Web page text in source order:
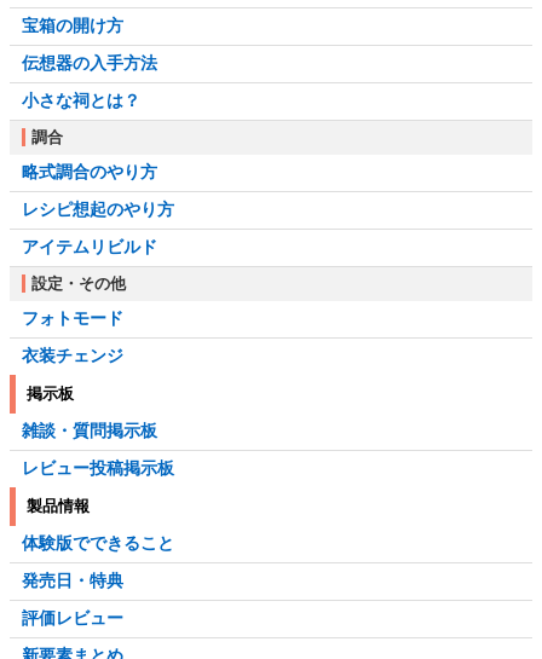
宝箱の開け方
伝想器の入手方法
小さな祠とは？
調合
略式調合のやり方
レシピ想起のやり方
アイテムリビルド
設定・その他
フォトモード
衣装チェンジ
掲示板
雑談・質問掲示板
レビュー投稿掲示板
製品情報
体験版でできること
発売日・特典
評価レビュー